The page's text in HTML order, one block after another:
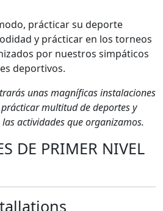
prácticar su deporte
y prácticar en los torneos
por nuestros simpáticos
deportivos.
unas magníficas instalaciones
multitud de deportes y
actividades que organizamos.
DE PRIMER NIVEL